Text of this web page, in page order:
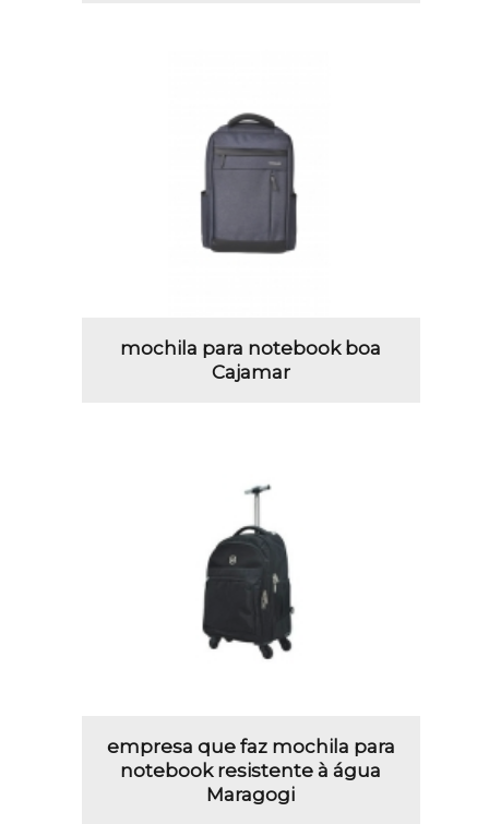
mochila para notebook boa
Cajamar
empresa que faz mochila para
notebook resistente à água
Maragogi